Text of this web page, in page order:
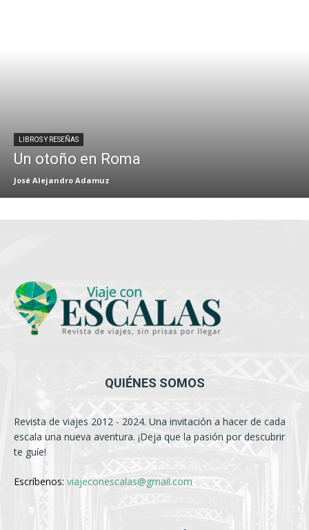
LIBROS Y RESEÑAS
Un otoño en Roma
José Alejandro Adamuz
QUIÉNES SOMOS
Revista de viajes 2012 - 2024. Una invitación a hacer de cada
escala una nueva aventura. ¡Deja que la pasión por descubrir
te guíe!
Escríbenos: viajeconescalas@gmail.com